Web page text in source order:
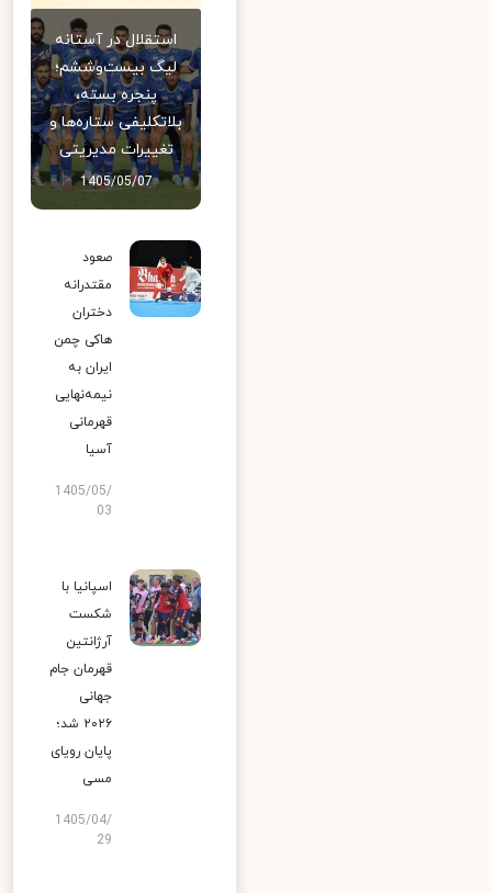
استقلال در آستانه
لیگ بیست‌وششم؛
پنجره بسته،
بلاتکلیفی ستاره‌ها و
تغییرات مدیریتی
1405/05/07
صعود
مقتدرانه
دختران
هاکی چمن
ایران به
نیمه‌نهایی
قهرمانی
آسیا
1405/05/
03
اسپانیا با
شکست
آرژانتین
قهرمان جام
جهانی
۲۰۲۶ شد؛
پایان رویای
مسی
1405/04/
29